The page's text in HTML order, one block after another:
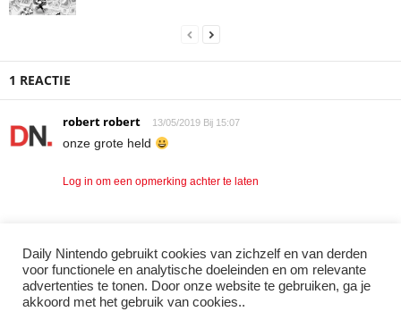
1 REACTIE
robert robert 13/05/2019 Bij 15:07
onze grote held
Log in om een opmerking achter te laten
LAAT EEN REACTIE ACHTER
Log in om een opmerking achter te laten
Daily Nintendo gebruikt cookies van zichzelf en van derden
voor functionele en analytische doeleinden en om relevante
advertenties te tonen. Door onze website te gebruiken, ga je
akkoord met het gebruik van cookies..